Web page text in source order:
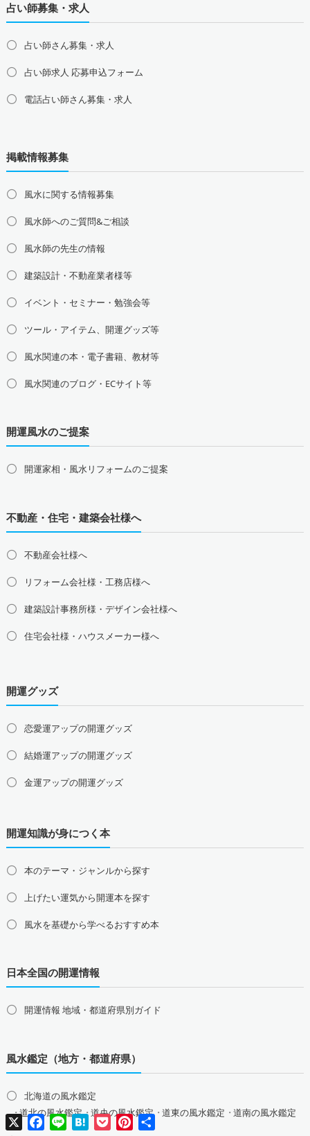
占い師募集・求人
占い師さん募集・求人
占い師求人 応募申込フォーム
電話占い師さん募集・求人
道東の占い師募集・求人
東北地方の占い師募集・求人
宮城県の占い師募集・求人
山形県の占い師募集・求人
関東地方の占い師募集・求人
埼玉県の占い師募集・求人
千葉県の占い師募集・求人
茨城県の占い師募集・求人
栃木県の占い師募集・求人
山梨県の占い師募集・求人
新潟県の占い師募集・求人
東海地方の占い師募集・求人
愛知県の占い師募集・求人
岐阜県の占い師募集・求人
三重県の占い師募集・求人
静岡県の占い師募集・求人
富山県の占い師募集・求人
福井県の占い師募集・求人
関西地方の占い師募集・求人
大阪府の占い師募集・求人
兵庫県の占い師募集・求人
奈良県の占い師募集・求人
和歌山県の占い師募集・求人
中国地方の占い師募集・求人
山口県の占い師募集・求人
四国地方の占い師募集・求人
愛媛県の占い師募集・求人
九州地方の占い師募集・求人
大分県の占い師募集・求人
掲載情報募集
風水に関する情報募集
風水師へのご質問&ご相談
風水師の先生の情報
建築設計・不動産業者様等
イベント・セミナー・勉強会等
ツール・アイテム、開運グッズ等
風水関連の本・電子書籍、教材等
風水関連のブログ・ECサイト等
開運風水のご提案
開運家相・風水リフォームのご提案
不動産・住宅・建築会社様へ
不動産会社様へ
リフォーム会社様・工務店様へ
建築設計事務所様・デザイン会社様へ
住宅会社様・ハウスメーカー様へ
開運グッズ
恋愛運アップの開運グッズ
結婚運アップの開運グッズ
金運アップの開運グッズ
健康運アップの開運グッズ
家庭運・家族運アップの開運グッズ
総合運・全体運アップの開運グッズ
2026年干支の午・馬の開運グッズ
幸運を呼ぶ、かわいい招き猫
四神（青龍・朱雀・白虎・玄武）
開運知識が身につく本
本のテーマ・ジャンルから探す
上げたい運気から開運本を探す
風水を基礎から学べるおすすめ本
日本全国の開運情報
開運情報 地域・都道府県別ガイド
風水鑑定（地方・都道府県）
北海道の風水鑑定
道北の風水鑑定
道央の風水鑑定 道東の風水鑑定 道南の風水鑑定
X Facebook
Line HatenaPocketPinterest
共